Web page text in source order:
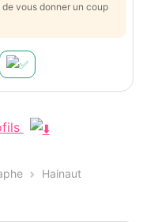
vous donner un coup
Hainaut